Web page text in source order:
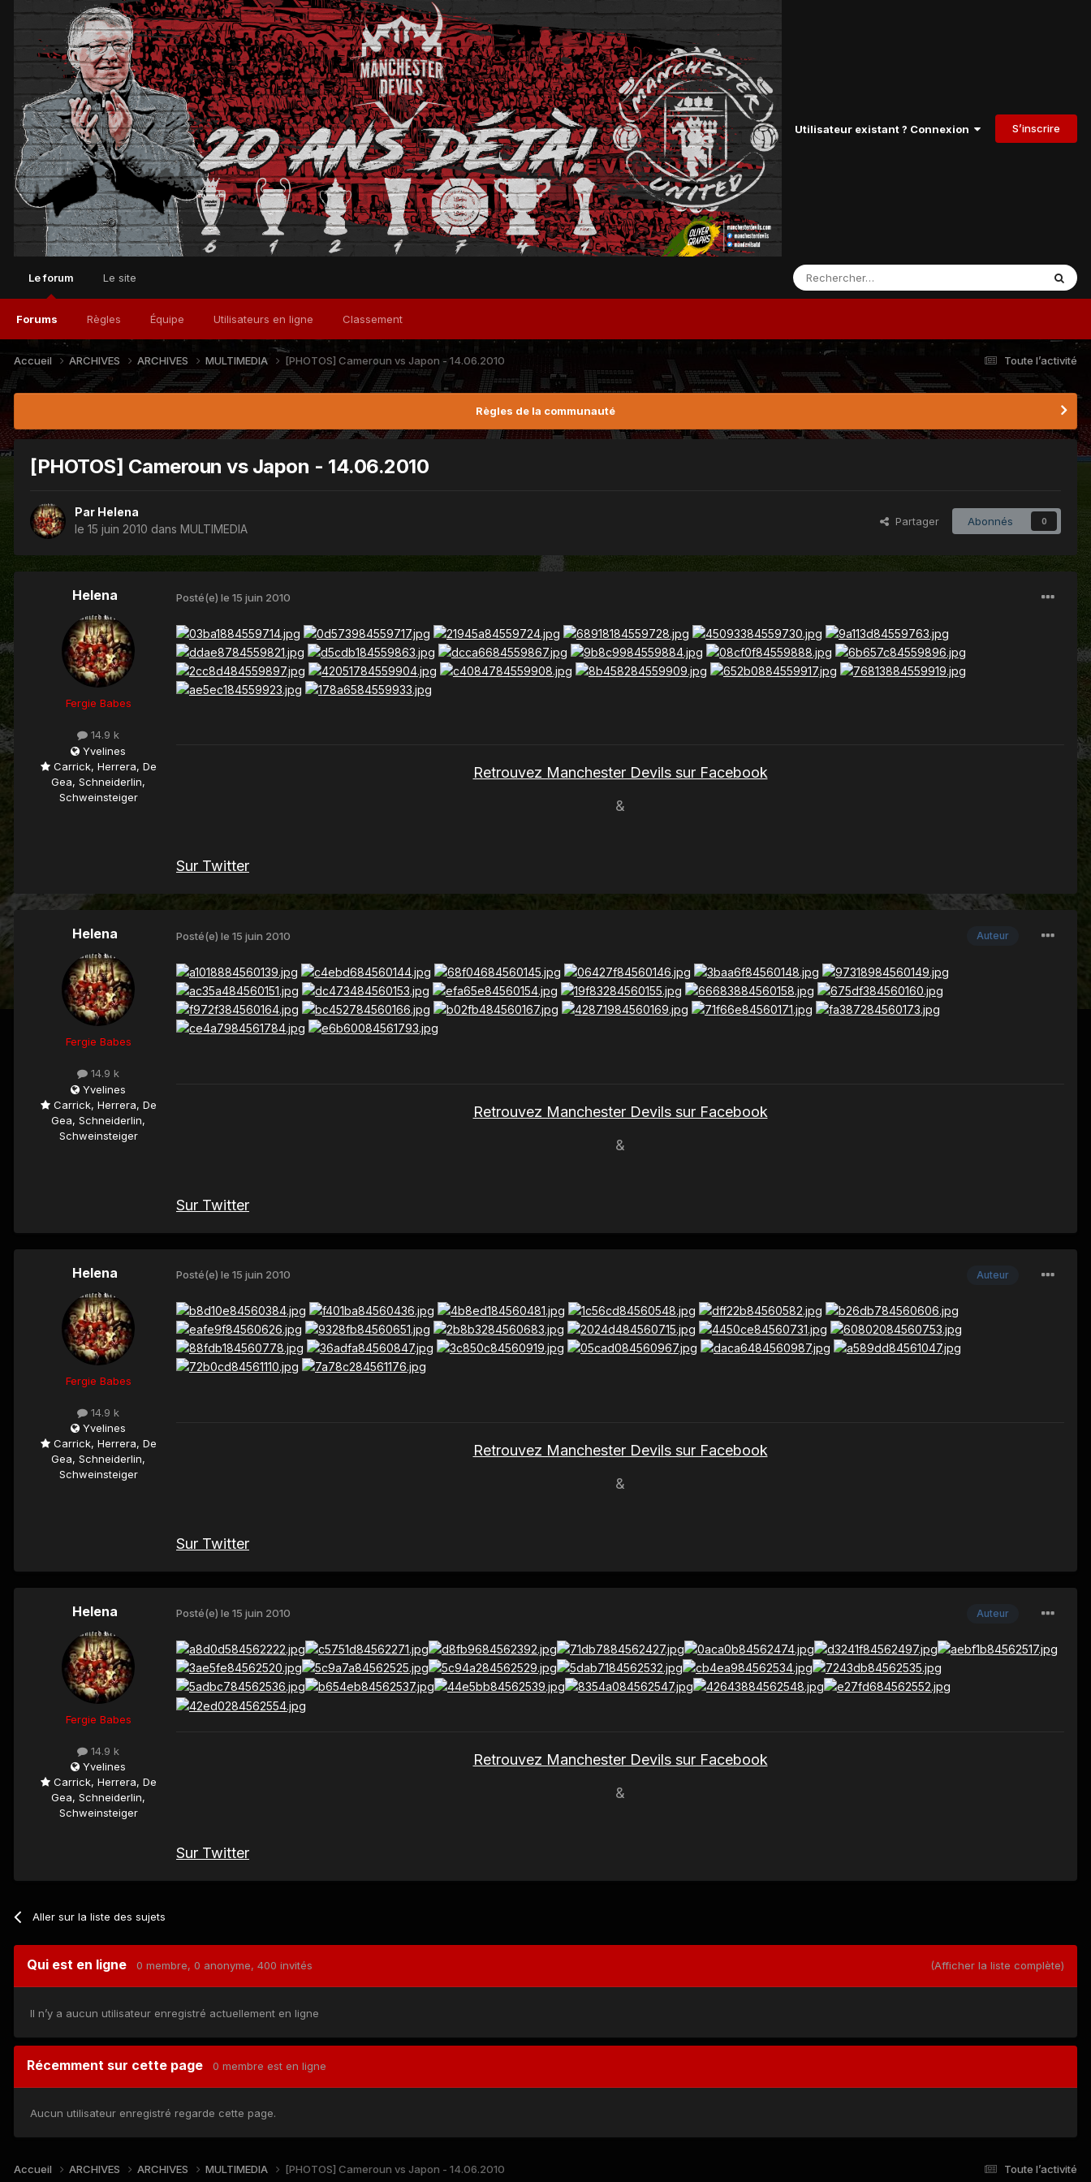
Utilisateur existant ? Connexion S’inscrire
Le forum
Forums Règles Équipe Utilisateurs en ligne Classement
Le site
Toute l’activité
Accueil ARCHIVES ARCHIVES MULTIMEDIA [PHOTOS] Cameroun vs Japon - 14.06.2010
Règles de la communauté
[PHOTOS] Cameroun vs Japon - 14.06.2010
Par Helena
le 15 juin 2010 dans MULTIMEDIA
Partager Abonnés 0
Helena
Fergie Babes
14.9 k
Yvelines
Carrick, Herrera, De
Gea, Schneiderlin,
Schweinsteiger
Posté(e) le 15 juin 2010
Retrouvez Manchester Devils sur Facebook
&
Sur Twitter
Helena
Fergie Babes
14.9 k
Yvelines
Carrick, Herrera, De
Gea, Schneiderlin,
Schweinsteiger
Auteur
Posté(e) le 15 juin 2010
Retrouvez Manchester Devils sur Facebook
&
Sur Twitter
Helena
Fergie Babes
14.9 k
Yvelines
Carrick, Herrera, De
Gea, Schneiderlin,
Schweinsteiger
Auteur
Posté(e) le 15 juin 2010
Retrouvez Manchester Devils sur Facebook
&
Sur Twitter
Helena
Fergie Babes
14.9 k
Yvelines
Carrick, Herrera, De
Gea, Schneiderlin,
Schweinsteiger
Auteur
Posté(e) le 15 juin 2010
Retrouvez Manchester Devils sur Facebook
&
Sur Twitter
Aller sur la liste des sujets
Qui est en ligne 0 membre, 0 anonyme, 400 invités (Afficher la liste complète)
Il n’y a aucun utilisateur enregistré actuellement en ligne
Récemment sur cette page 0 membre est en ligne
Aucun utilisateur enregistré regarde cette page.
Toute l’activité
Accueil ARCHIVES ARCHIVES MULTIMEDIA [PHOTOS] Cameroun vs Japon - 14.06.2010